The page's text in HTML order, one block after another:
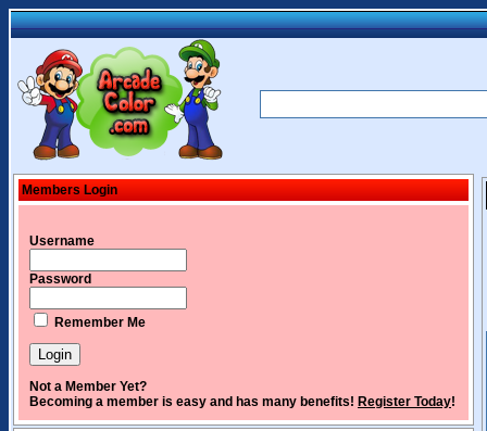
Members Login
Username
Password
Remember Me
Not a Member Yet?
Becoming a member is easy and has many benefits! Register Today!